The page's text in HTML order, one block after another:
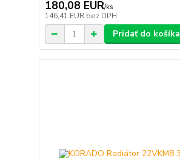
180,08 EUR/ks
146,41 EUR bez DPH
Pridať do košíka